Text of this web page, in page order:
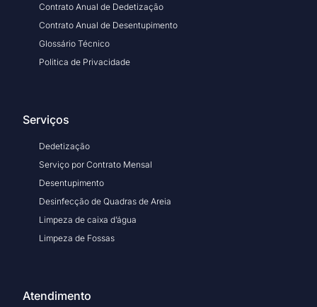
Contrato Anual de Dedetização
Contrato Anual de Desentupimento
Glossário Técnico
Politica de Privacidade
Serviços
Dedetização
Serviço por Contrato Mensal
Desentupimento
Desinfecção de Quadras de Areia
Limpeza de caixa d’água
Limpeza de Fossas
Atendimento